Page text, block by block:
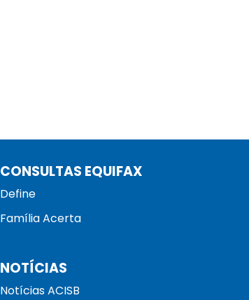
CONSULTAS EQUIFAX
Define
Família Acerta
NOTÍCIAS
Notícias ACISB